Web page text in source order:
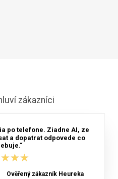
zákazníci
po telefone. Ziadne AI, ze
a dopatrat odpovede co
Ověřený zákazník Heureka